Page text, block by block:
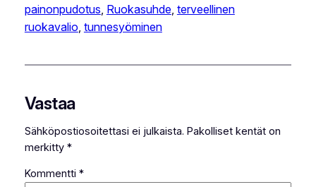
painonpudotus, Ruokasuhde, terveellinen
ruokavalio, tunnesyöminen
Vastaa
Sähköpostiosoitettasi ei julkaista. Pakolliset kentät on
merkitty *
Kommentti *